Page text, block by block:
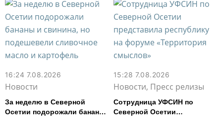
16:24 7.08.2026
Новости
За неделю в Северной
Осетии подорожали бананы
15:28 7.08.2026
Новости, Пресс релизы
Сотрудница УФСИН по
Северной Осетии